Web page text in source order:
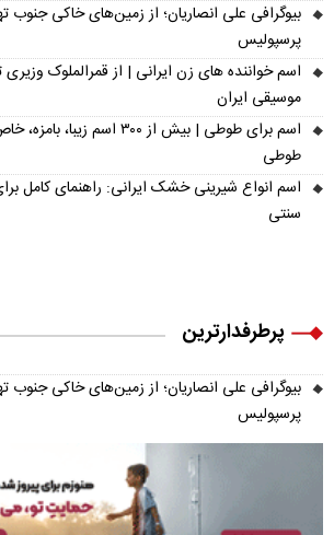
بیوگرافی علی انصاریان؛ از زمین‌های خاکی جنوب
پرسپولیس
اسم خواننده های زن ایرانی | از قمرالملوک
موسیقی ایران
اسم برای طوطی | بیش از ۳۰۰
طوطی
اسم انواع شیرینی خشک ایرانی: راهنمای کامل
سنتی
پرطرفدارترین
بیوگرافی علی انصاریان؛ از زمین‌های خاکی جنوب
پرسپولیس